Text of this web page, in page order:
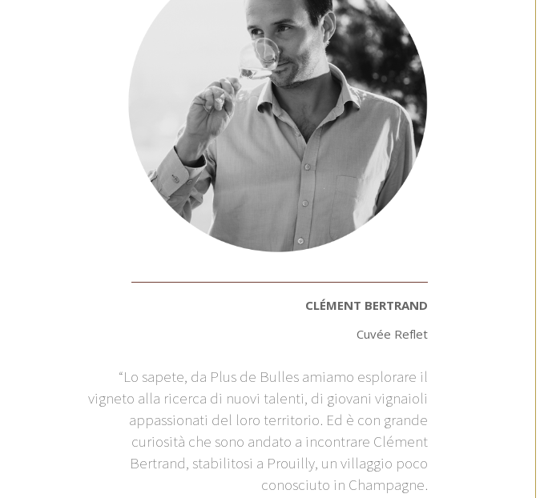
CLÉMENT BERTRAND
Cuvée Reflet
“Lo sapete, da Plus de Bulles amiamo esplorare il
vigneto alla ricerca di nuovi talenti, di giovani vignaioli
appassionati del loro territorio. Ed è con grande
curiosità che sono andato a incontrare Clément
Bertrand, stabilitosi a Prouilly, un villaggio poco
conosciuto in Champagne.